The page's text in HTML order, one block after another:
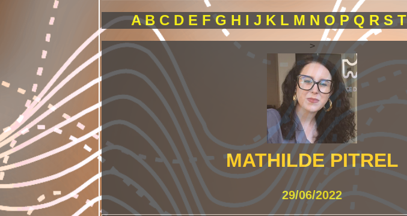
AB C D E F G H I J K L M N O P Q R S T
>
MATHILDE PITREL
29/06/2022